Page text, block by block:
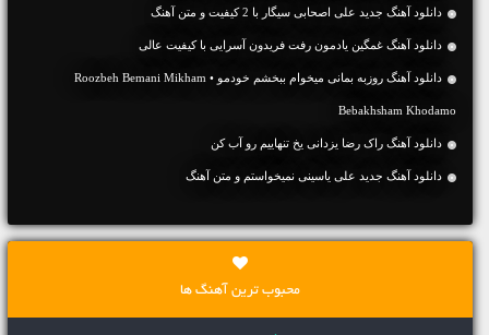
دانلود آهنگ جديد علی اصحابی سیگار با 2 کیفیت و متن آهنگ
دانلود آهنگ غمگین یادمون رفت فریدون آسرایی با کیفیت عالی
دانلود آهنگ روزبه بمانی میخوام ببخشم خودمو • Roozbeh Bemani Mikham
Bebakhsham Khodamo
دانلود آهنگ راک رضا یزدانی یخ تنهاییم رو آب کن
دانلود آهنگ جديد علی یاسینی نمیخواستم و متن آهنگ
محبوب ترین آهنگ ها